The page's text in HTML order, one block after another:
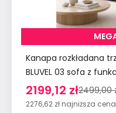
Kanapa rozkładana
BLUVEL 03 sofa z
2199,12 zł2499,00
2276,62 zł najniższa cena